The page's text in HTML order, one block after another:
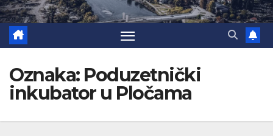
Oznaka: Poduzetnički
inkubator u Pločama